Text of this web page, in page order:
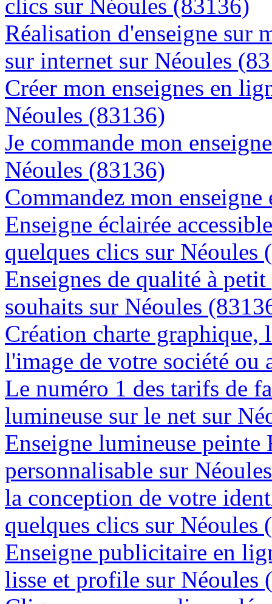
clics sur Néoules (83136)
Réalisation d'enseigne sur
sur internet sur Néoules
Créer mon enseignes en
Néoules (83136)
Je commande mon
Néoules (83136)
Commandez mon
Enseigne éclairée
quelques clics sur Néoules
Enseignes de qualité à
souhaits sur Néoules
Création charte graphique,
l'image de votre société
Le numéro 1 des tarifs de
lumineuse sur le net sur
Enseigne lumineuse
personnalisable sur
la conception de votre
quelques clics sur Néoules
Enseigne publicitaire en
lisse et profile sur Néoules